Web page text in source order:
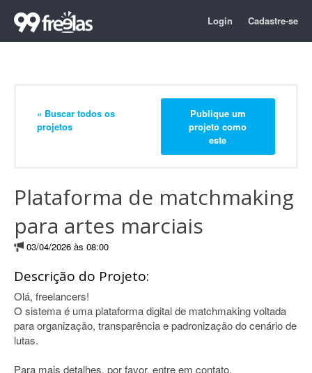
Login Cadastre-se
« Buscar todos os
projetos
Publique um
projeto como
este
Plataforma de matchmaking
para artes marciais
03/04/2026 às 08:00
Descrição do Projeto:
Olá, freelancers!
O sistema é uma plataforma digital de matchmaking voltada
para organização, transparência e padronização do cenário de
lutas.
Para mais detalhes, por favor, entre em contato.